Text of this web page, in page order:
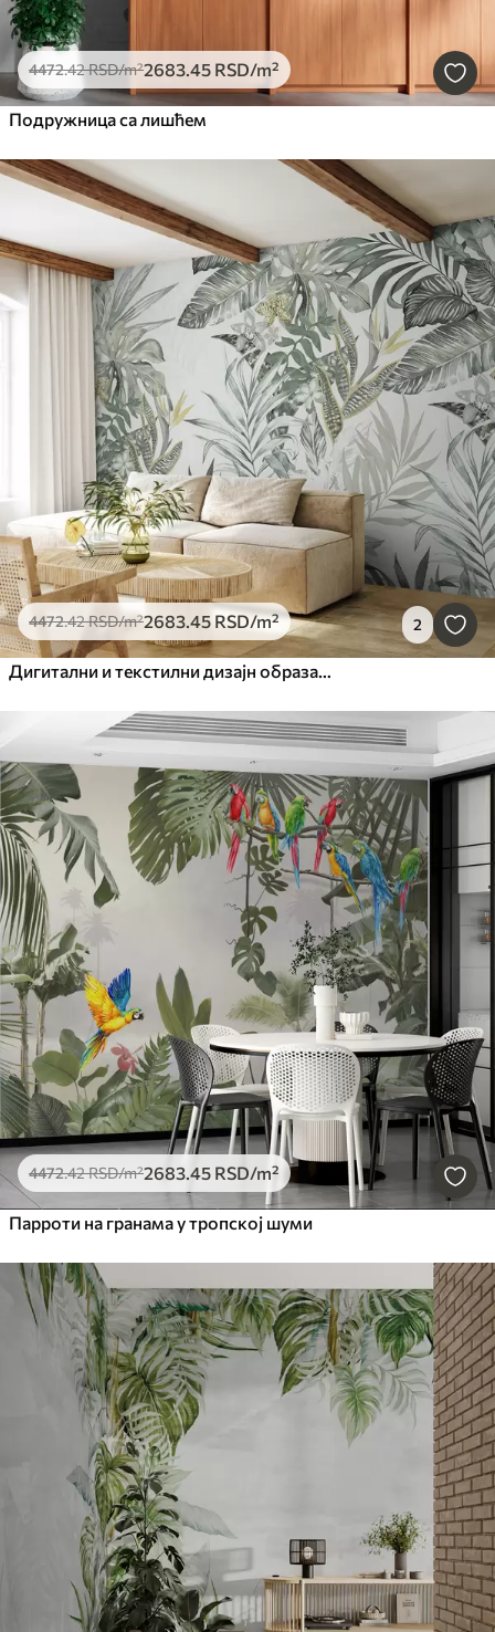
4472.42RSD/m²2683.45 RSD/m²
Подружница са лишћем
4472.42RSD/m²2683.45 RSD/m² 2
Дигитални и текстилни дизајн образаца
4472.42RSD/m²2683.45 RSD/m²
Парроти на гранама у тропској шуми